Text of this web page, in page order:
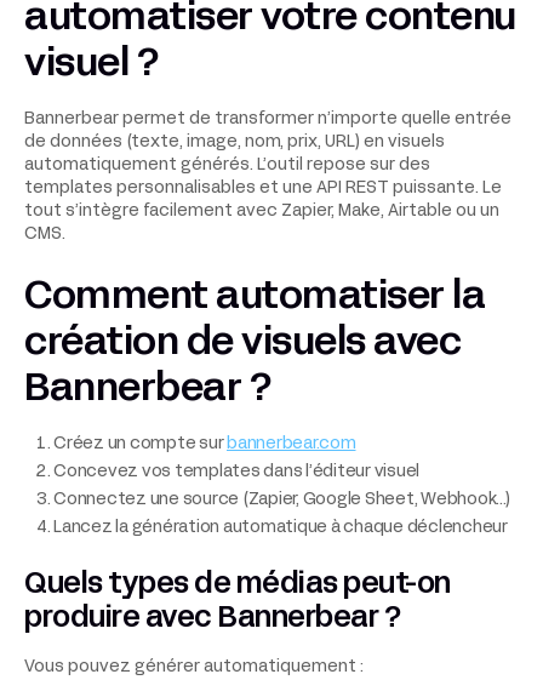
automatiser votre contenu
visuel ?
Bannerbear permet de transformer n’importe quelle entrée
de données (texte, image, nom, prix, URL) en visuels
automatiquement générés. L’outil repose sur des
templates personnalisables et une API REST puissante. Le
tout s’intègre facilement avec Zapier, Make, Airtable ou un
CMS.
Comment automatiser la
création de visuels avec
Bannerbear ?
Créez un compte sur bannerbear.com
Concevez vos templates dans l’éditeur visuel
Connectez une source (Zapier, Google Sheet, Webhook…)
Lancez la génération automatique à chaque déclencheur
Quels types de médias peut-on
produire avec Bannerbear ?
Vous pouvez générer automatiquement :